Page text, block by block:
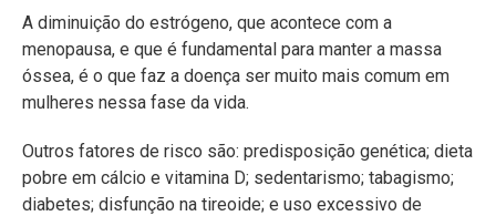
A diminuição do estrógeno, que acontece com a
menopausa, e que é fundamental para manter a massa
óssea, é o que faz a doença ser muito mais comum em
mulheres nessa fase da vida.
Outros fatores de risco são: predisposição genética; dieta
pobre em cálcio e vitamina D; sedentarismo; tabagismo;
diabetes; disfunção na tireoide; e uso excessivo de